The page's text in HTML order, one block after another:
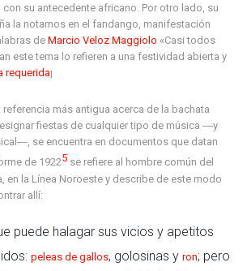
con su antecedente africano. Por otro lado, su
la notamos en el fandango, manifestación
deMarcio Veloz Maggiolo «Casi todos
este tema lo refieren a una festividad abierta y
requerida]
referencia más antigua acerca de la bachata
fiestas de cualquier tipo de música ―y
se encuentra en documentos que datan
de 19225 ​ se refiere al hombre común del
en la Línea Noroeste y describe de este modo
allí:
puede halagar sus vicios y apetitos
peleas de gallos, golosinas yron; pero